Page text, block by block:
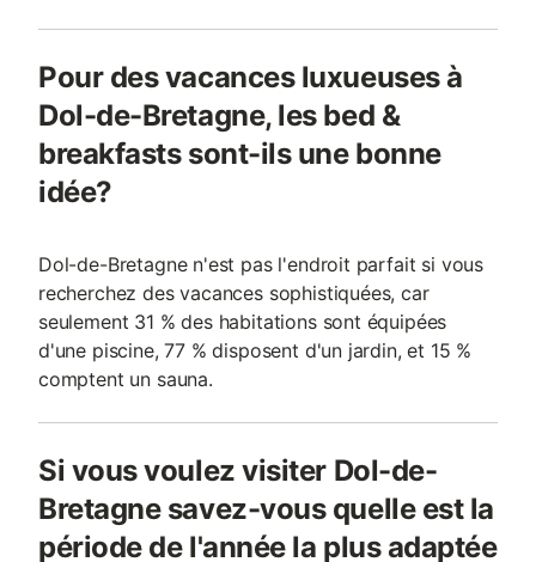
Pour des vacances luxueuses à
Dol-de-Bretagne, les bed &
breakfasts sont-ils une bonne
idée?
Dol-de-Bretagne n'est pas l'endroit parfait si vous
recherchez des vacances sophistiquées, car
seulement 31 % des habitations sont équipées
d'une piscine, 77 % disposent d'un jardin, et 15 %
comptent un sauna.
Si vous voulez visiter Dol-de-
Bretagne savez-vous quelle est la
période de l'année la plus adaptée